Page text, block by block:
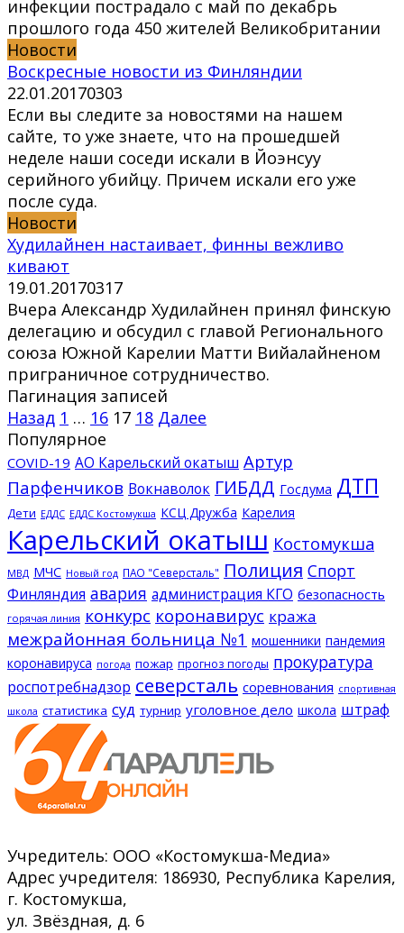
инфекции пострадало с май по декабрь
прошлого года 450 жителей Великобритании
Новости
Воскресные новости из Финляндии
22.01.20170303
Если вы следите за новостями на нашем
сайте, то уже знаете, что на прошедшей
неделе наши соседи искали в Йоэнсуу
серийного убийцу. Причем искали его уже
после суда.
Новости
Худилайнен настаивает, финны вежливо
кивают
19.01.20170317
Вчера Александр Худилайнен принял финскую
делегацию и обсудил с главой Регионального
союза Южной Карелии Матти Вийалайненом
приграничное сотрудничество.
Пагинация записей
Назад 1 … 16 17 18 Далее
Популярное
COVID-19 АО Карельский окатыш Артур
Парфенчиков Вокнаволок ГИБДД Госдума ДТП
Дети ЕДДС ЕДДС Костомукша КСЦ Дружба Карелия
Карельский окатыш Костомукша
МВД МЧС Новый год ПАО "Северсталь" Полиция Спорт
Финляндия авария администрация КГО безопасность
горячая линия конкурс коронавирус кража
межрайонная больница №1 мошенники пандемия
коронавируса погода пожар прогноз погоды прокуратура
роспотребнадзор северсталь соревнования спортивная
школа статистика суд турнир уголовное дело школа штраф
Учредитель: ООО «Костомукша-Медиа»
Адрес учредителя: 186930, Республика Карелия,
г. Костомукша,
ул. Звёздная, д. 6